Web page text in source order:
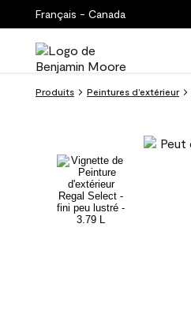
Français - Canada
Produits Peintures d’extérieur